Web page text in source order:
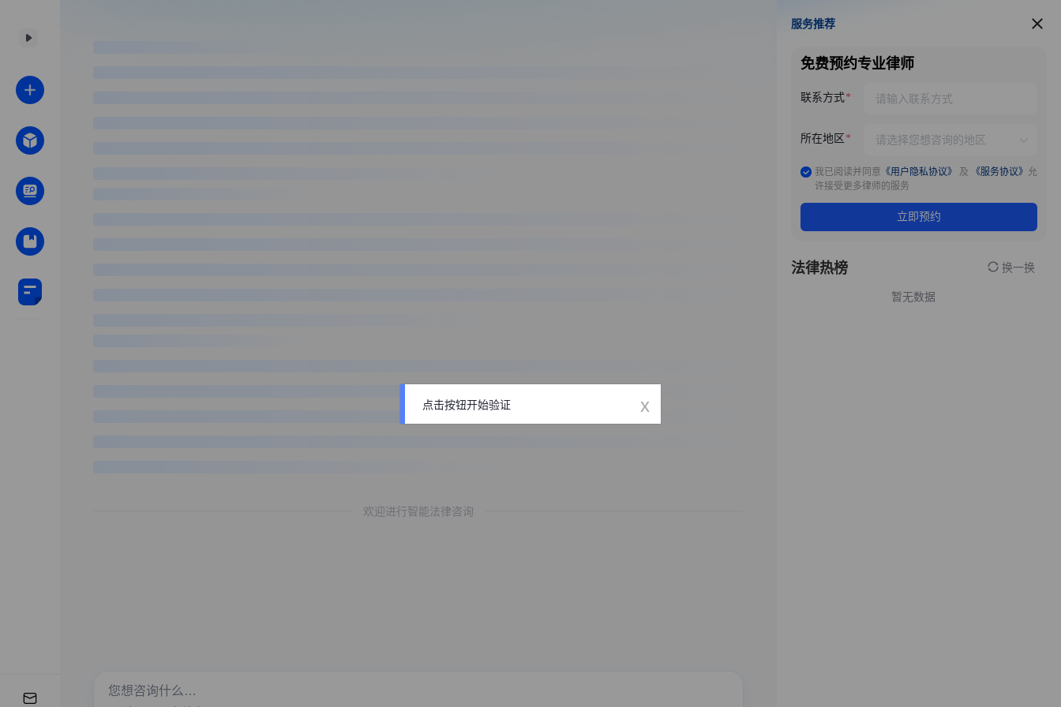
欢迎进行智能法律咨询
服务推荐
服务推荐
免费预约专业律师
联系方式
所在地区
我已阅读并同意 《用户隐私协议》 及 《服务协议》 允
许接受更多律师的服务
立即预约
法律热榜 换一换
暂无数据
点击按钮开始验证 x